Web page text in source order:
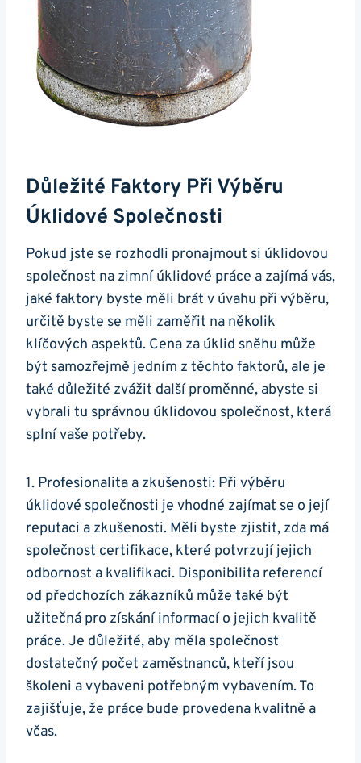
Důležité Faktory Při Výběru
Úklidové Společnosti
Pokud jste se rozhodli pronajmout si úklidovou
společnost na zimní úklidové práce a zajímá vás,
jaké faktory byste měli brát v úvahu při výběru,
určitě byste se měli zaměřit na několik
klíčových aspektů. Cena za úklid sněhu může
být samozřejmě jedním z těchto faktorů, ale je
také důležité zvážit další proměnné, abyste si
vybrali tu správnou úklidovou společnost, která
splní vaše potřeby.
1. Profesionalita a zkušenosti: Při výběru
úklidové společnosti je vhodné zajímat se o její
reputaci a zkušenosti. Měli byste zjistit, zda má
společnost certifikace, které potvrzují jejich
odbornost a kvalifikaci. Disponibilita referencí
od předchozích zákazníků může také být
užitečná pro získání informací o jejich kvalitě
práce. Je důležité, aby měla společnost
dostatečný počet zaměstnanců, kteří jsou
školeni a vybaveni potřebným vybavením. To
zajišťuje, že práce bude provedena kvalitně a
včas.